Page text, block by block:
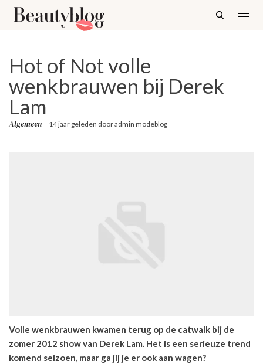
Hot of Not volle
wenkbrauwen bij Derek
Lam
Algemeen 14 jaar geleden dooradmin modeblog
Volle wenkbrauwen kwamen terug op de catwalk bij de
zomer 2012 show van Derek Lam. Het is een serieuze trend
komend seizoen, maar ga jij je er ook aan wagen?